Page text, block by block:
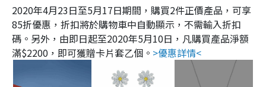
2020年4月23日至5月17日期間，購買2件正價產品，可享
85折優惠，折扣將於購物車中自動顯示，不需輸入折扣
碼。另外，由即日起至2020年5月10日，凡購買產品淨額
滿$2200，即可獲贈卡片套乙個。 >優惠詳情<